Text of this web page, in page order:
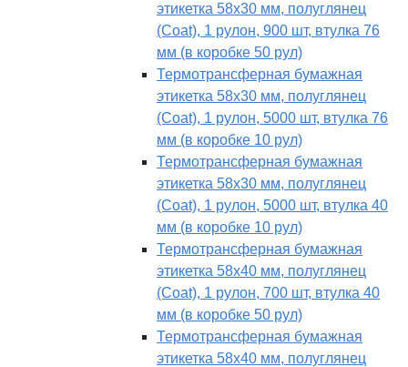
этикетка 58х30 мм, полуглянец
(Coat), 1 рулон, 900 шт, втулка 76
мм (в коробке 50 рул)
Термотрансферная бумажная
этикетка 58х30 мм, полуглянец
(Coat), 1 рулон, 5000 шт, втулка 76
мм (в коробке 10 рул)
Термотрансферная бумажная
этикетка 58х30 мм, полуглянец
(Coat), 1 рулон, 5000 шт, втулка 40
мм (в коробке 10 рул)
Термотрансферная бумажная
этикетка 58х40 мм, полуглянец
(Coat), 1 рулон, 700 шт, втулка 40
мм (в коробке 50 рул)
Термотрансферная бумажная
этикетка 58х40 мм, полуглянец